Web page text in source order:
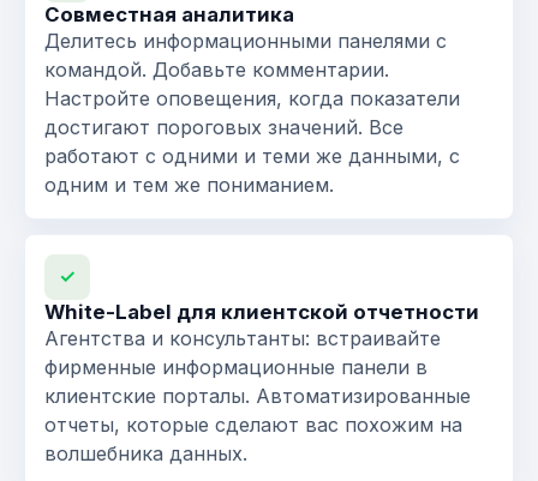
Совместная аналитика
Делитесь информационными панелями с
командой. Добавьте комментарии.
Настройте оповещения, когда показатели
достигают пороговых значений. Все
работают с одними и теми же данными, с
одним и тем же пониманием.
✓
White-Label для клиентской отчетности
Агентства и консультанты: встраивайте
фирменные информационные панели в
клиентские порталы. Автоматизированные
отчеты, которые сделают вас похожим на
волшебника данных.